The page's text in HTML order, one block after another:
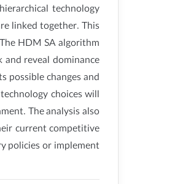
technology
linked together. This
HDM SA algorithm
reveal dominance
possible changes and
choices will
The analysis also
current competitive
policies or implement